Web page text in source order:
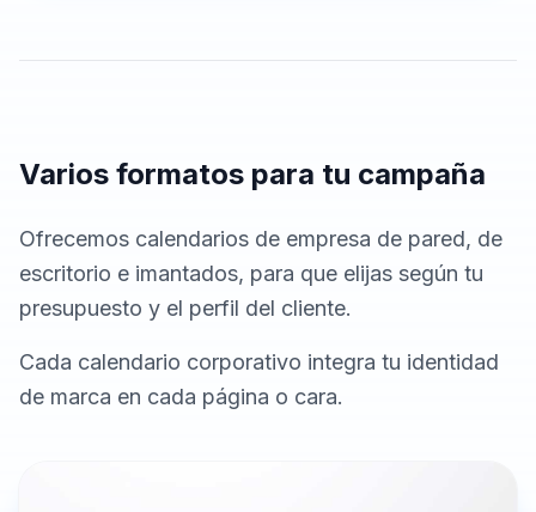
Varios formatos para tu campaña
Ofrecemos calendarios de empresa de pared, de
escritorio e imantados, para que elijas según tu
presupuesto y el perfil del cliente.
Cada calendario corporativo integra tu identidad
de marca en cada página o cara.